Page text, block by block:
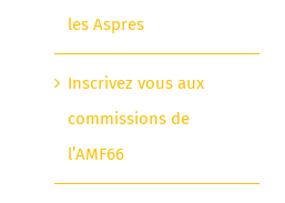
les Aspres
Inscrivez vous aux
commissions de
l’AMF66